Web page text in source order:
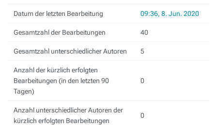
Datum der letzten Bearbeitung 09:36, 8. Jun. 2020
Gesamtzahl der Bearbeitungen 40
Gesamtzahl unterschiedlicher Autoren 5
Anzahl der kürzlich erfolgten
Bearbeitungen (in den letzten 90
Tagen)
0
Anzahl unterschiedlicher Autoren der
kürzlich erfolgten Bearbeitungen
0